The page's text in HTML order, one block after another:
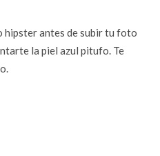
hipster antes de subir tu foto
la piel azul pitufo. Te